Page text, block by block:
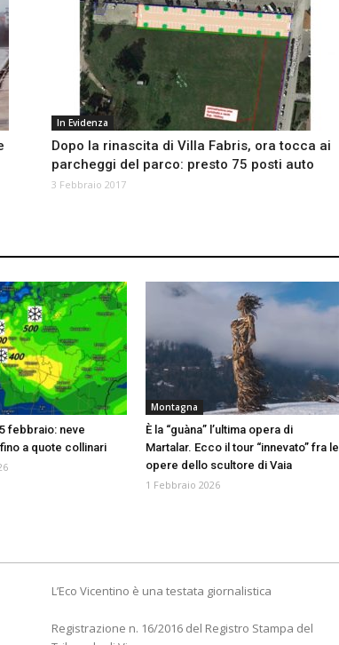
In Evidenza
Dopo la rinascita di Villa Fabris, ora tocca ai
parcheggi del parco: presto 75 posti auto
3 Febbraio 2017
febbraio: neve
a quote collinari
Montagna
È la “guàna” l’ultima opera di
Martalar. Ecco il tour “innevato” fra le
opere dello scultore di Vaia
1 Febbraio 2026
L’Eco Vicentino è una testata giornalistica
Registrazione n. 16/2016 del Registro Stampa del